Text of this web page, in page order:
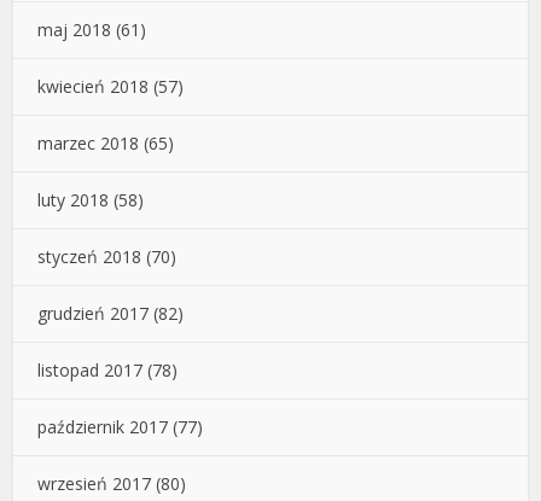
maj 2018 (61)
kwiecień 2018 (57)
marzec 2018 (65)
luty 2018 (58)
styczeń 2018 (70)
grudzień 2017 (82)
listopad 2017 (78)
październik 2017 (77)
wrzesień 2017 (80)